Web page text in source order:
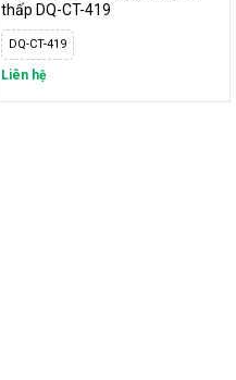
thấp DQ-CT-419
DQ-CT-419
Liên hệ